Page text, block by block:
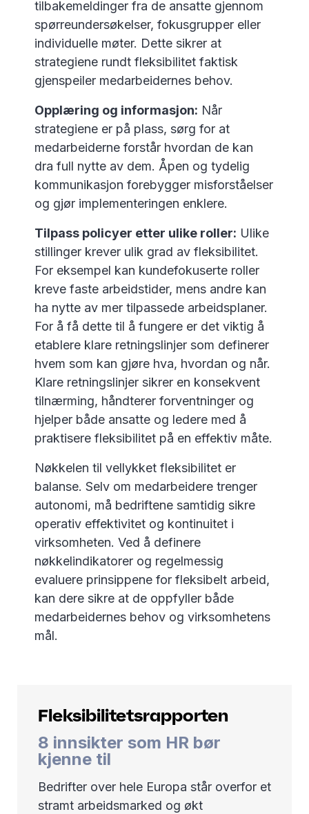
tilbakemeldinger fra de ansatte gjennom
spørreundersøkelser, fokusgrupper eller
individuelle møter. Dette sikrer at
strategiene rundt fleksibilitet faktisk
gjenspeiler medarbeidernes behov.
Opplæring og informasjon: Når
strategiene er på plass, sørg for at
medarbeiderne forstår hvordan de kan
dra full nytte av dem. Åpen og tydelig
kommunikasjon forebygger misforståelser
og gjør implementeringen enklere.
Tilpass policyer etter ulike roller: Ulike
stillinger krever ulik grad av fleksibilitet.
For eksempel kan kundefokuserte roller
kreve faste arbeidstider, mens andre kan
ha nytte av mer tilpassede arbeidsplaner.
For å få dette til å fungere er det viktig å
etablere klare retningslinjer som definerer
hvem som kan gjøre hva, hvordan og når.
Klare retningslinjer sikrer en konsekvent
tilnærming, håndterer forventninger og
hjelper både ansatte og ledere med å
praktisere fleksibilitet på en effektiv måte.
Nøkkelen til vellykket fleksibilitet er
balanse. Selv om medarbeidere trenger
autonomi, må bedriftene samtidig sikre
operativ effektivitet og kontinuitet i
virksomheten. Ved å definere
nøkkelindikatorer og regelmessig
evaluere prinsippene for fleksibelt arbeid,
kan dere sikre at de oppfyller både
medarbeidernes behov og virksomhetens
mål.
Fleksibilitetsrapporten
8 innsikter som HR bør
kjenne til
Bedrifter over hele Europa står overfor et
stramt arbeidsmarked og økt